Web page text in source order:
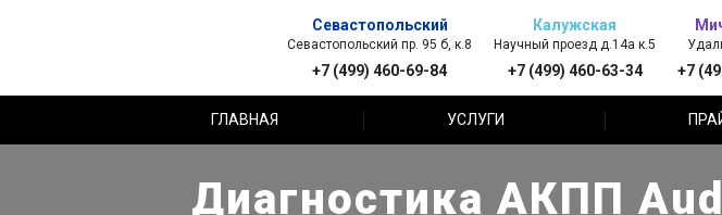
Севастопольский
Севастопольский пр. 95 б, к.8
+7 (499) 460-69-84
Калужская
Научный проезд д.14а к.5
+7 (499) 460-63-34 +7
ГЛАВНАЯ УСЛУГИ
Диагностика АКПП